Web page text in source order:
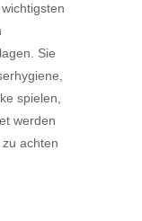
Sie
spielen,
werden
achten